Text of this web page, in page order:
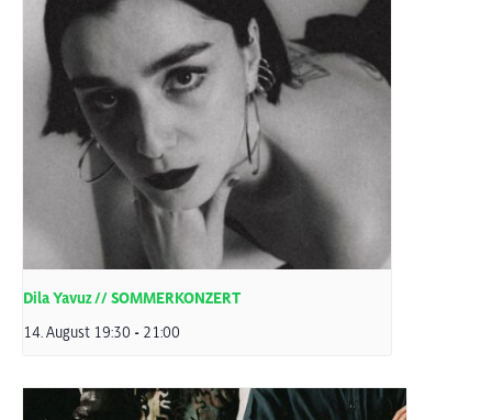
Dila Yavuz // SOMMERKONZERT
14. August 19:30 - 21:00